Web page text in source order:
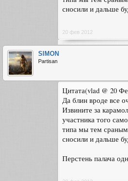
сносили и дальше
20 фев 2012
SIMON
Partisan
Цитата(vlad @ 20
Да блин вроде все
Извините за
участника того
типа мы тем
сносили и дальше
Перстень палача